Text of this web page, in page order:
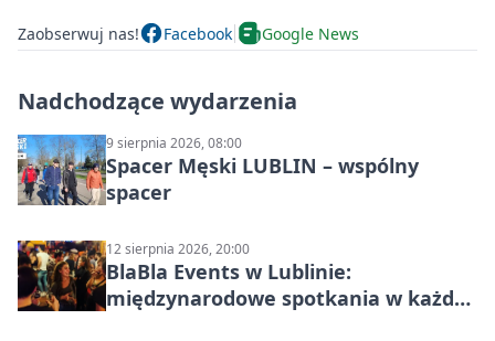
Zaobserwuj nas! Facebook Google News
Nadchodzące wydarzenia
9 sierpnia 2026, 08:00
Spacer Męski LUBLIN – wspólny
spacer
12 sierpnia 2026, 20:00
BlaBla Events w Lublinie:
międzynarodowe spotkania w każdą